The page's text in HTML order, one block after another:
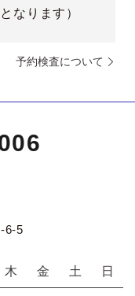
なります）
予約検査について
6-5
木 金 土 日